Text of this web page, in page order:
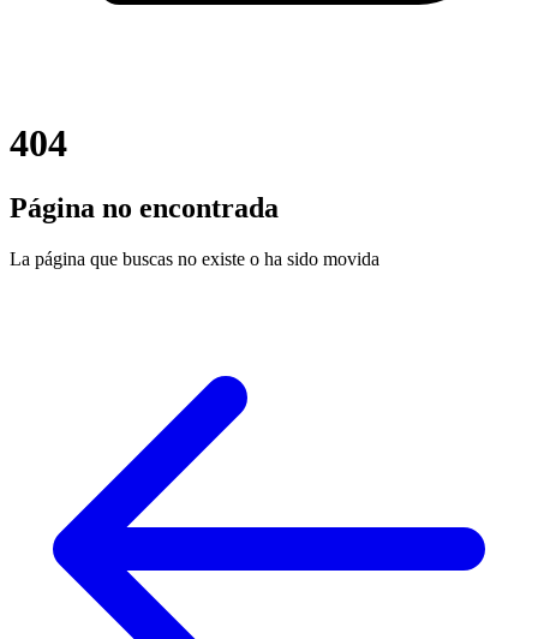
404
Página no encontrada
La página que buscas no existe o ha sido movida